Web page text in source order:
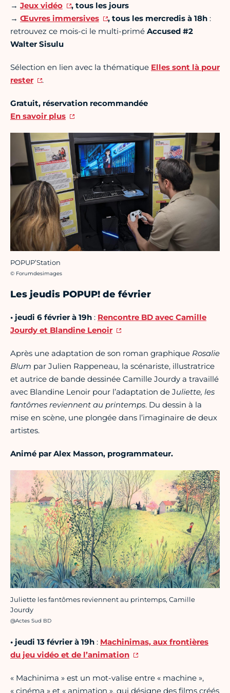
→ Jeux vidéo , tous les jours
→ Œuvres immersives , tous les mercredis à 18h:
retrouvez ce mois-ci le multi-primé Accused #2
Walter Sisulu
Sélection en lien avec la thématique Elles sont là pour
rester
.
Gratuit, réservation recommandée
En savoir plus
POPUP’Station
Crédit photo :
© Forumdesimages
Les jeudis POPUP! de février
• jeudi 6 février à 19h : Rencontre BD avec Camille
Jourdy et Blandine Lenoir
Après une adaptation de son roman graphique Rosalie
Blum par Julien Rappeneau, la scénariste, illustratrice
et autrice de bande dessinée Camille Jourdy a travaillé
avec Blandine Lenoir pour l’adaptation de Juliette, les
fantômes reviennent au printemps. Du dessin à la
mise en scène, une plongée dans l’imaginaire de deux
artistes.
Animé par Alex Masson, programmateur.
Juliette les fantômes reviennent au printemps, Camille
Jourdy
Crédit photo :
@Actes Sud BD
• jeudi 13 févrierà 19h : Machinimas, aux frontières
du jeu vidéo et de l’animation
« Machinima » est un mot-valise entre « machine »,
« cinéma » et « animation », qui désigne des films créés